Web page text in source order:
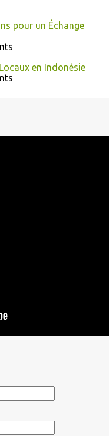
pour un Échange
en Indonésie